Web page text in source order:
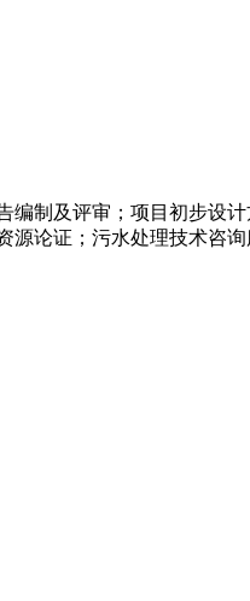
制及评审；项目初步设
论证；污水处理技术咨询